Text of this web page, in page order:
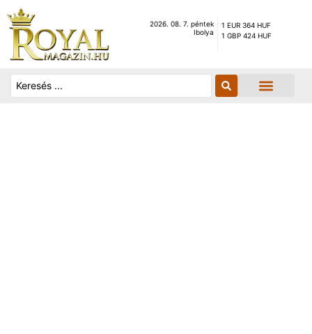
2026. 08. 7. péntek
Ibolya
1 EUR 364 HUF
1 GBP 424 HUF